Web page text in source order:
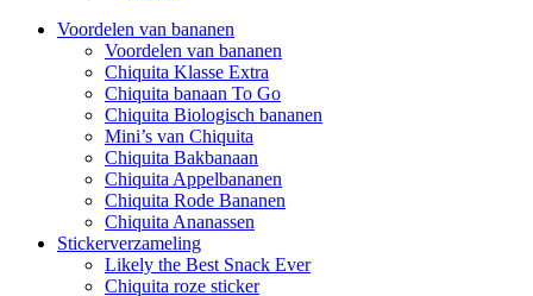
Voordelen van bananen
Voordelen van bananen
Chiquita Klasse Extra
Chiquita banaan To Go
Chiquita Biologisch bananen
Mini’s van Chiquita
Chiquita Bakbanaan
Chiquita Appelbananen
Chiquita Rode Bananen
Chiquita Ananassen
Stickerverzameling
Likely the Best Snack Ever
Chiquita roze sticker